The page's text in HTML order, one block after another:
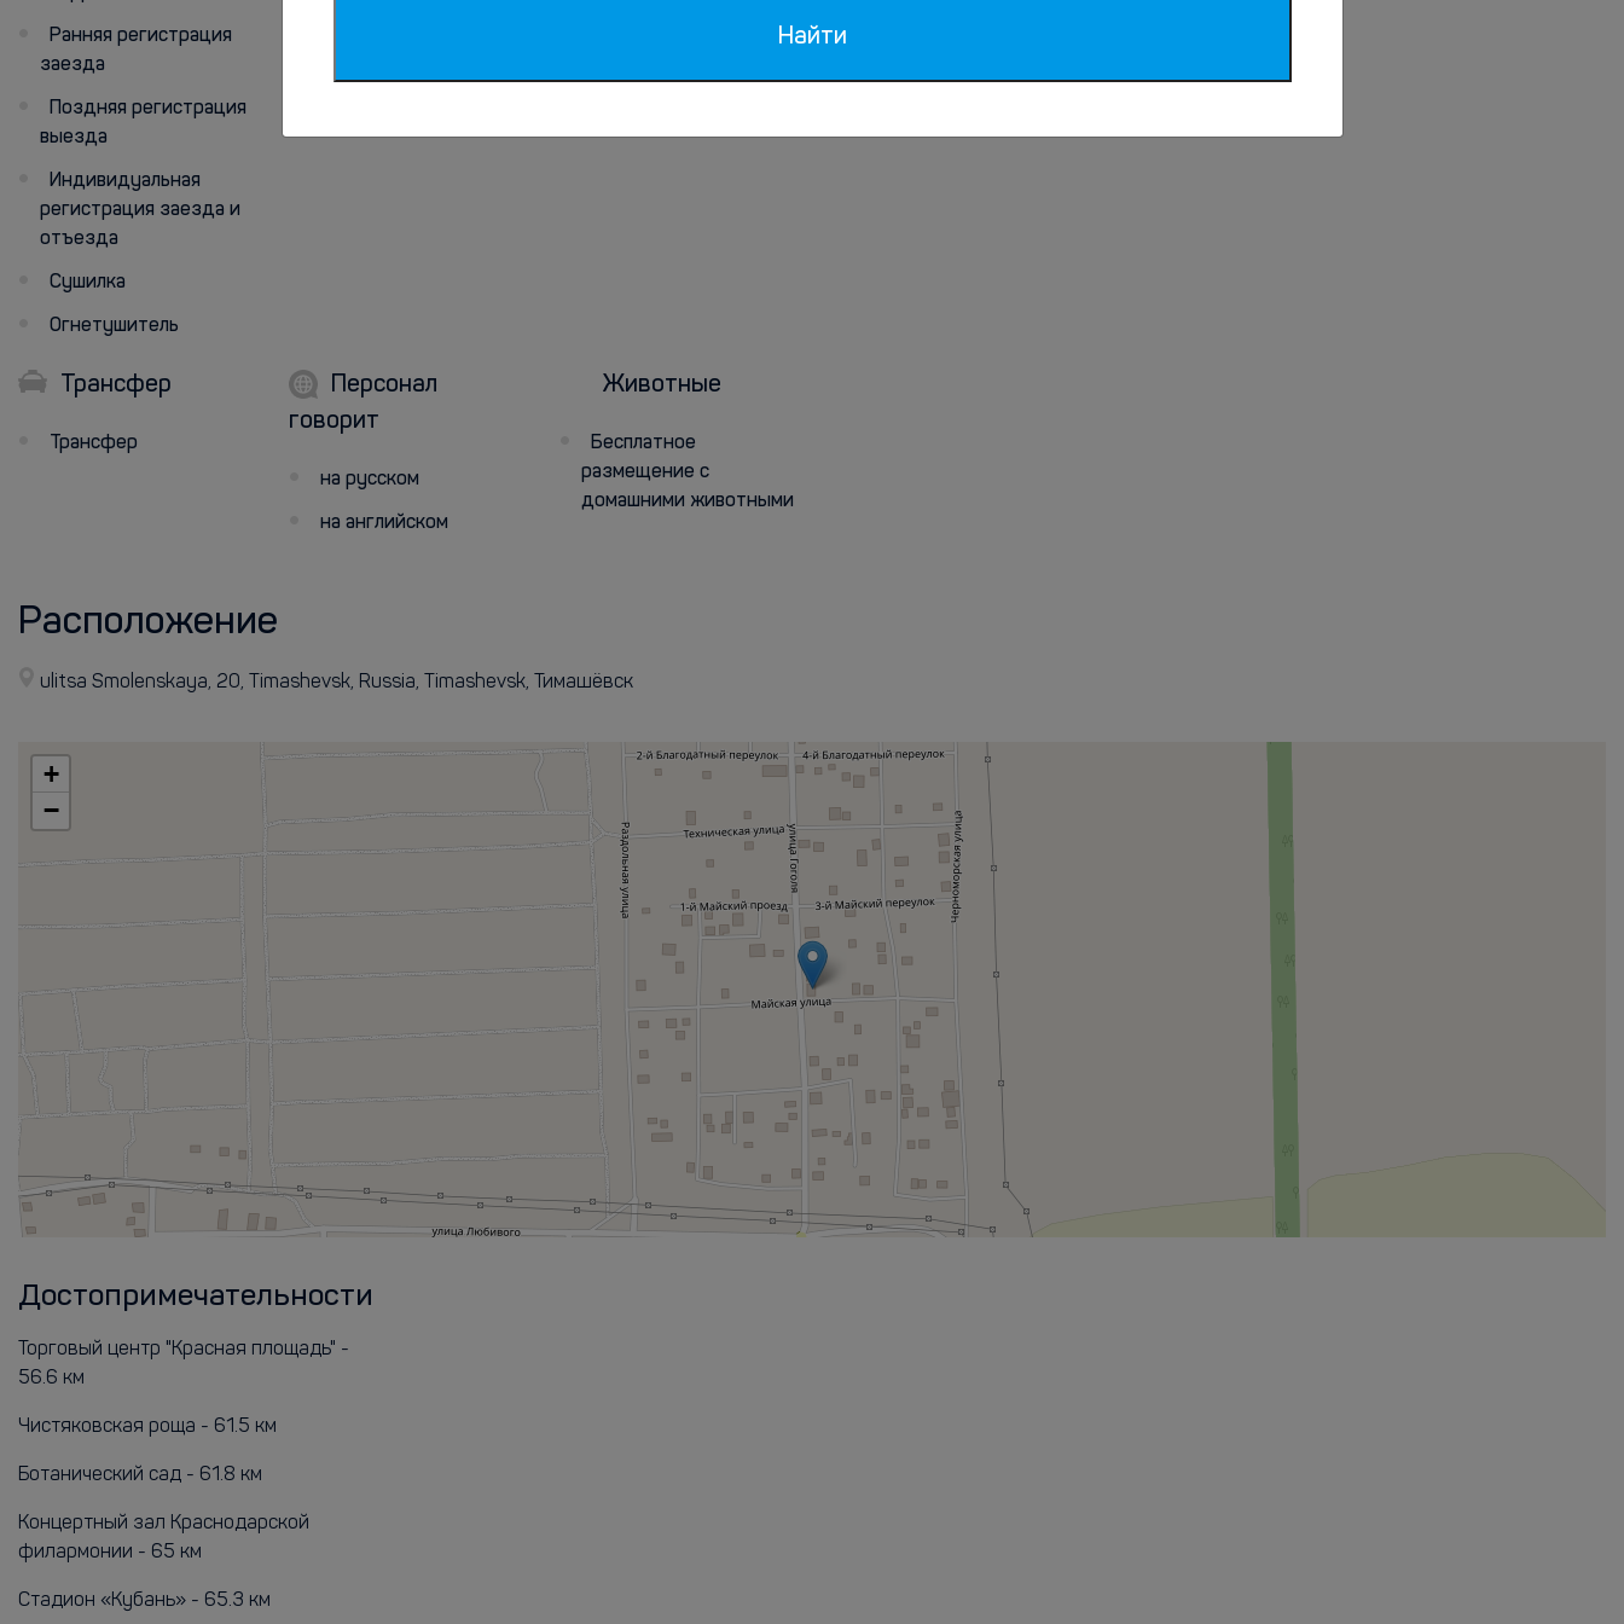
Ранняя регистрация
заезда
Поздняя регистрация
выезда
Индивидуальная
регистрация заезда и
отъезда
Сушилка
Огнетушитель
Трансфер
Трансфер
Персонал
говорит
на русском
на английском
Животные
Бесплатное
размещение с
домашними животными
Расположение
ulitsa Smolenskaya, 20, Timashevsk, Russia, Timashevsk, Тимашёвск
+
−
Достопримечательности
Торговый центр "Красная площадь" -
56.6 км
Чистяковская роща - 61.5 км
Ботанический сад - 61.8 км
Концертный зал Краснодарской
филармонии - 65 км
Стадион «Кубань» - 65.3 км
Найти